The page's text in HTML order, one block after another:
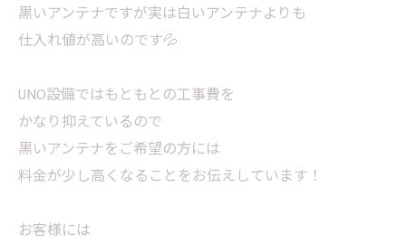
黒いアンテナですが実は白いアンテナよりも
仕入れ値が高いのです💦
UNO設備ではもともとの工事費を
かなり抑えているので
黒いアンテナをご希望の方には
料金が少し高くなることをお伝えしています！
お客様には